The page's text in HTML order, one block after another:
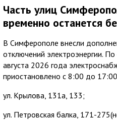
Часть улиц
временно останется
В Симферополе внесли
отключений электроэнергии.
августа 2026 года
приостановлено с 8:00 до
ул. Крылова, 131а, 133;
ул. Петровская балка, 171-